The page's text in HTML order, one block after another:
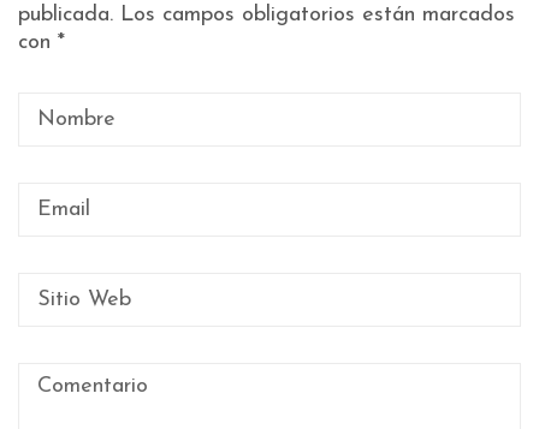
publicada. Los campos obligatorios están marcados
con *